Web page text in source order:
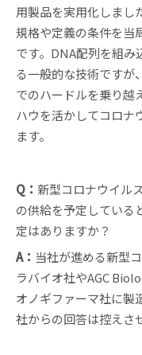
用製品を実用化しまし
規格や定義の条件を当
です。DNA配列を組み
る一般的な技術ですが
でのハードルを乗り越
ハウを活かしてコロナ
ます。
Q： 新型コロナウイル
の供給を予定している
定はありますか？
A： 当社が進める新型
ラバイオ社やAGC
オノギファーマ社に製
社からの回答は控えさ